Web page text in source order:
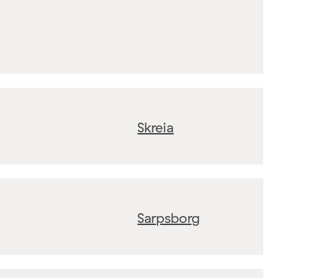
Skreia
Sarpsborg